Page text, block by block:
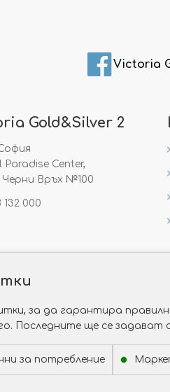
Victoria
Gold&Silver 2
Paradise Center,
Черни Връх №100
132 000
за да гарантира
Последните ще се задават
за потребление